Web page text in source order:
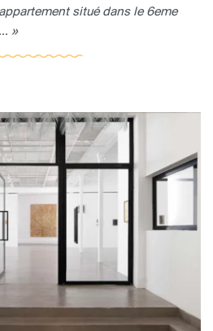
situé dans le 6eme
»